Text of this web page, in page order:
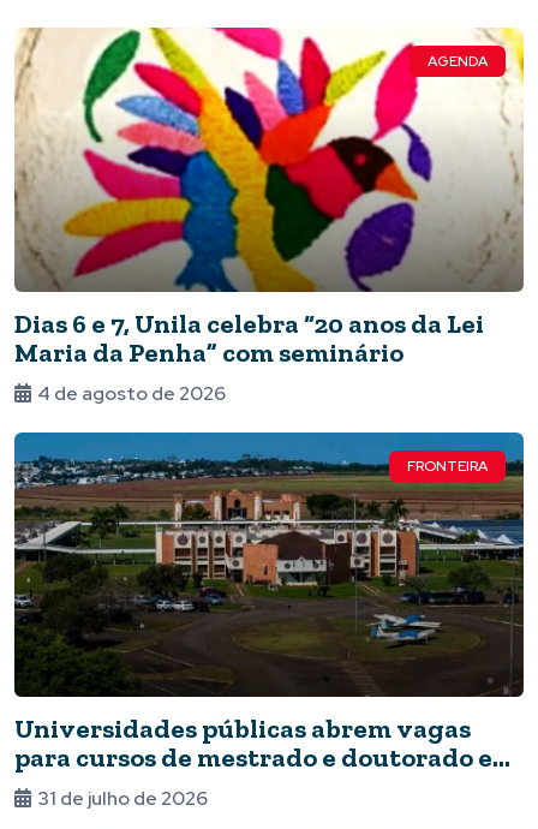
AGENDA
Dias 6 e 7, Unila celebra “20 anos da Lei
Maria da Penha” com seminário
4 de agosto de 2026
FRONTEIRA
Universidades públicas abrem vagas
para cursos de mestrado e doutorado em
Foz31 de julho de 2026